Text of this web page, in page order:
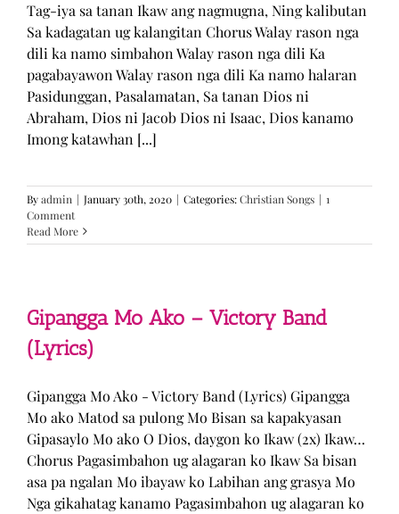
Tag-iya sa tanan Ikaw ang nagmugna, Ning kalibutan
Sa kadagatan ug kalangitan Chorus Walay rason nga
dili ka namo simbahon Walay rason nga dili Ka
pagabayawon Walay rason nga dili Ka namo halaran
Pasidunggan, Pasalamatan, Sa tanan Dios ni
Abraham, Dios ni Jacob Dios ni Isaac, Dios kanamo
Imong katawhan [...]
Byadmin | January 30th, 2020 | Categories:Christian Songs | 1
Comment
Read More
Gipangga Mo Ako – Victory Band
(Lyrics)
Gipangga Mo Ako - Victory Band (Lyrics) Gipangga
Mo ako Matod sa pulong Mo Bisan sa kapakyasan
Gipasaylo Mo ako O Dios, daygon ko Ikaw (2x) Ikaw…
Chorus Pagasimbahon ug alagaran ko Ikaw Sa bisan
asa pa ngalan Mo ibayaw ko Labihan ang grasya Mo
Nga gikahatag kanamo Pagasimbahon ug alagaran ko